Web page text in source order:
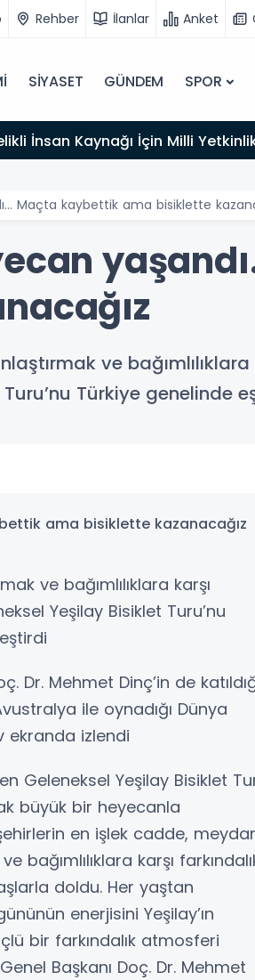
Rehber İlanlar Anket
SİYASET GÜNDEM SPOR
İnsan Kaynağı İçin Milli
Maçta kaybettik ama bisiklette
ve
Türkiye genelinde
ve bağımlılıklara karşı
Yeşilay Bisiklet Turu’nu
Dr. Mehmet Dinç’in de
ile oynadığı Dünya
ekranda izlendi
Geleneksel Yeşilay Bisiklet
büyük bir heyecanla
en işlek cadde,
bağımlılıklara karşı
doldu. Her yaştan
enerjisini Yeşilay’ın
bir farkındalık atmosferi
Başkanı Doç. Dr. Mehmet